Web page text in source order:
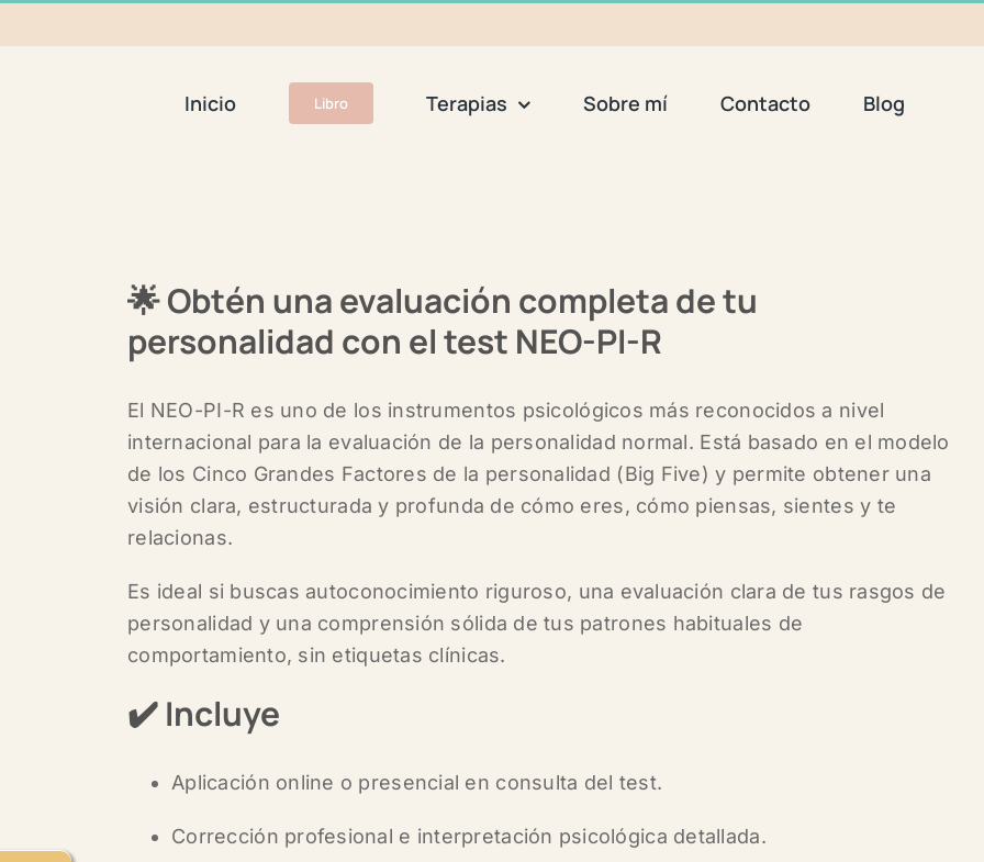
Inicio Libro Terapias Sobre mí Contacto Blog
🌟Obtén una evaluación completa de tu
personalidad con el test NEO-PI-R
El NEO-PI-R es uno de los instrumentos psicológicos más reconocidos a nivel
internacional para la evaluación de la personalidad normal. Está basado en el modelo
de los Cinco Grandes Factores de la personalidad (Big Five) y permite obtener una
visión clara, estructurada y profunda de cómo eres, cómo piensas, sientes y te
relacionas.
Es ideal si buscas autoconocimiento riguroso, una evaluación clara de tus rasgos de
personalidad y una comprensión sólida de tus patrones habituales de
comportamiento, sin etiquetas clínicas.
✔️Incluye
Aplicación online o presencial en consulta del test.
Corrección profesional e interpretación psicológica detallada.